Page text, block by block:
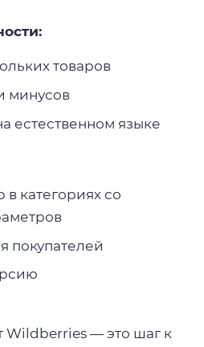
товаров
минусов
естественном языке
в категориях со
покупателей
Wildberries — это шаг к